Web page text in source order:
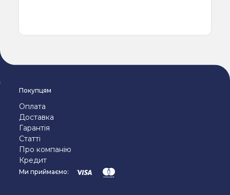
Покупцям
Оплата
Доставка
Гарантія
Статті
Про компанію
Кредит
Ми приймаємо: